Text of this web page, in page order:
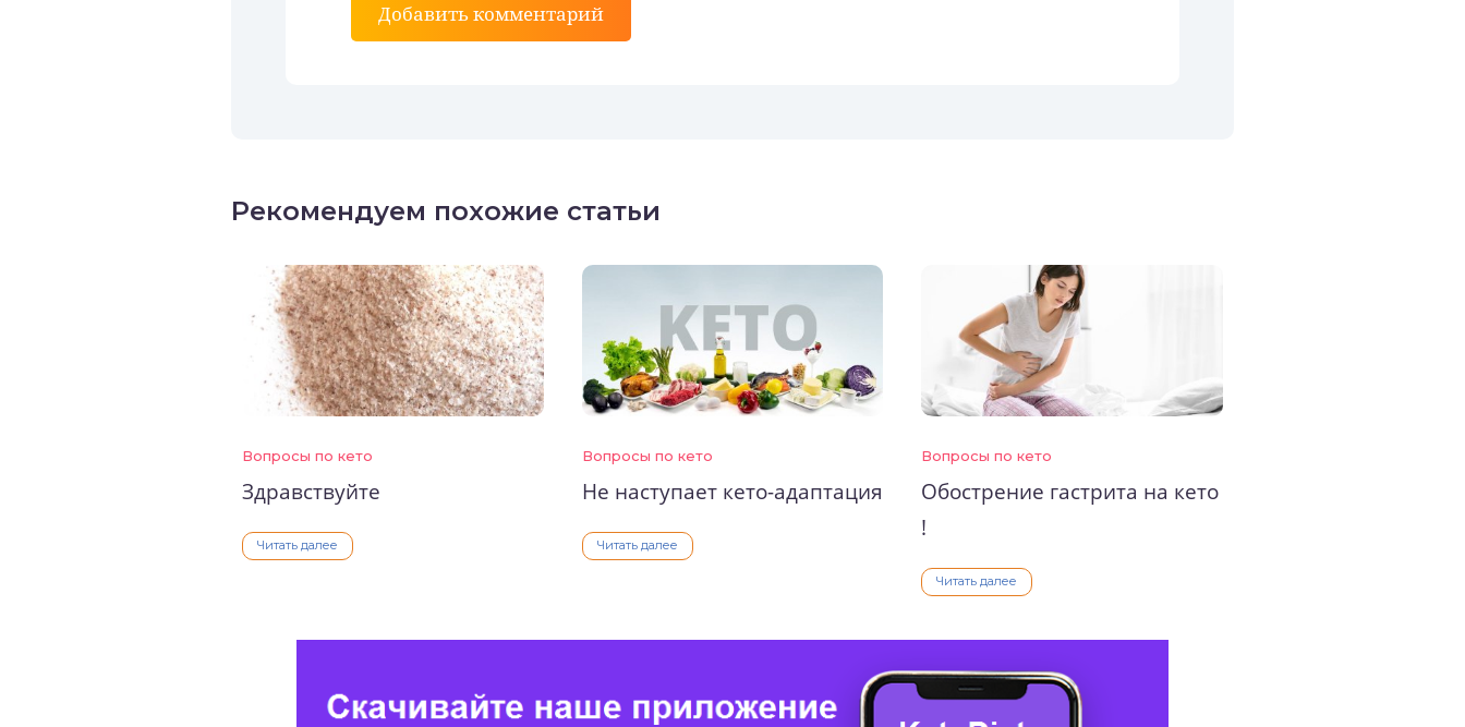
Добавить комментарий
Рекомендуем похожие статьи
Вопросы по кето
Здравствуйте
Читать далее
Вопросы по кето
Не наступает кето-адаптация
Читать далее
Вопросы по кето
Обострение гастрита на кето
!
Читать далее